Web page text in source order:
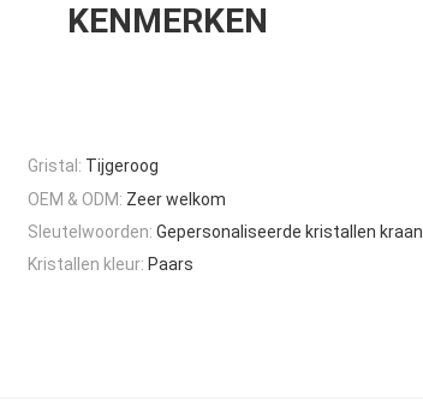
KENMERKEN
Gristal: Tijgeroog
OEM & ODM: Zeer welkom
Sleutelwoorden: Gepersonaliseerde kristallen kraan
Kristallen kleur: Paars